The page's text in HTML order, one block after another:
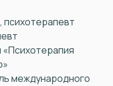
психотерапевт
международного